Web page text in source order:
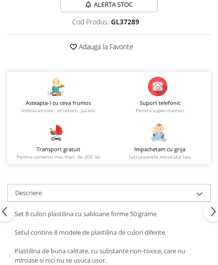
ALERTA STOC
Cod Produs: GL37289
Adauga la Favorite
Asteapta-l cu ceva frumos
Imbracaminte, accesorii, jucarii
Suport telefonic
Pentru super-mamici
Transport gratuit
Pentru comenzi mai mari de 300 lei
Impachetam cu grija
lucrusoarele micutului tau
Descriere
Set 8 culori plastilina cu sabloane forme 50 grame
Setul contine 8 modele de plastilina de culori diferite.
Plastilina de buna calitate, cu substante non-toxice, care nu
miroase si nici nu se usuca usor.